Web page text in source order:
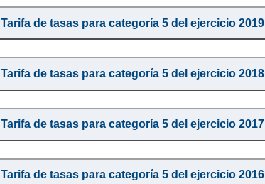
Tarifa de tasas para categoría 5 del ejercicio 2019
Tarifa de tasas para categoría 5 del ejercicio 2018
Tarifa de tasas para categoría 5 del ejercicio 2017
Tarifa de tasas para categoría 5 del ejercicio 2016